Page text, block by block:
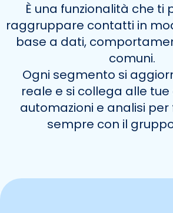
È una funzionalità che ti
raggruppare contatti in
base a dati,
comuni.
Ogni segmento si
reale e si collega alle
automazioni e analisi
sempre con il